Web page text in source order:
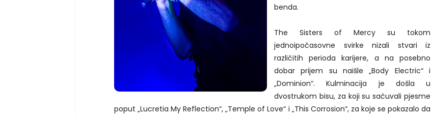
benda.
The Sisters of Mercy su tokom
jednoipočasovne svirke nizali stvari iz
različitih perioda karijere, a na posebno
dobar prijem su naišle „Body Electric“ i
„Dominion“. Kulminacija je došla u
dvostrukom bisu, za koji su sačuvali pjesme
poput „Lucretia My Reflection“, „Temple of Love“ i „This Corrosion“, za koje se pokazalo da